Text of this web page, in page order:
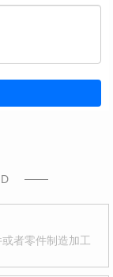
者零件制造加工